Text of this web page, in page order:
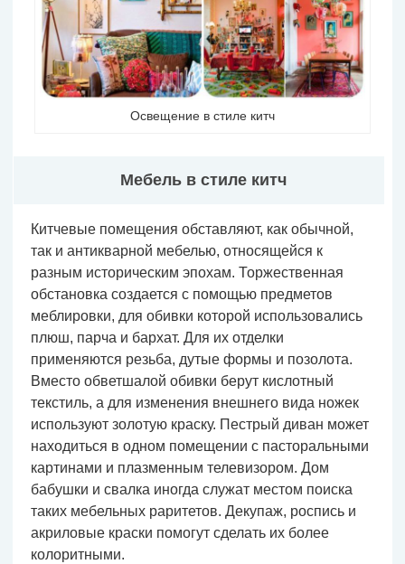
Освещение в стиле китч
Мебель в стиле китч
Китчевые помещения обставляют, как обычной,
так и антикварной мебелью, относящейся к
разным историческим эпохам. Торжественная
обстановка создается с помощью предметов
меблировки, для обивки которой использовались
плюш, парча и бархат. Для их отделки
применяются резьба, дутые формы и позолота.
Вместо обветшалой обивки берут кислотный
текстиль, а для изменения внешнего вида ножек
используют золотую краску. Пестрый диван может
находиться в одном помещении с пасторальными
картинами и плазменным телевизором. Дом
бабушки и свалка иногда служат местом поиска
таких мебельных раритетов. Декупаж, роспись и
акриловые краски помогут сделать их более
колоритными.